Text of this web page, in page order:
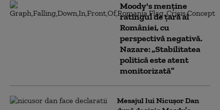
Moody's menține
ratingul de țară al
României, cu
perspectivă negativă.
Nazare: „Stabilitatea
politică este atent
monitorizată”
Mesajul lui Nicușor Dan